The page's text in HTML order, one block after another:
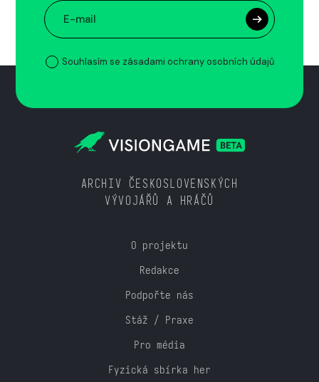
Souhlasím se zásadami ochrany osobních údajů
ARCHIV ČESKOSLOVENSKÝCH
VÝVOJÁŘŮ A HRÁČŮ
O projektu
Redakce
Podpořte nás
Stáž / Praxe
Pro média
Fyzická sbírka her